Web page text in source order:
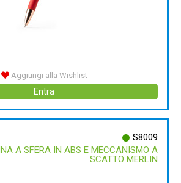
Aggiungi alla Wishlist
Entra
S8009
A SFERA IN ABS E MECCANISMO A
SCATTO MERLIN